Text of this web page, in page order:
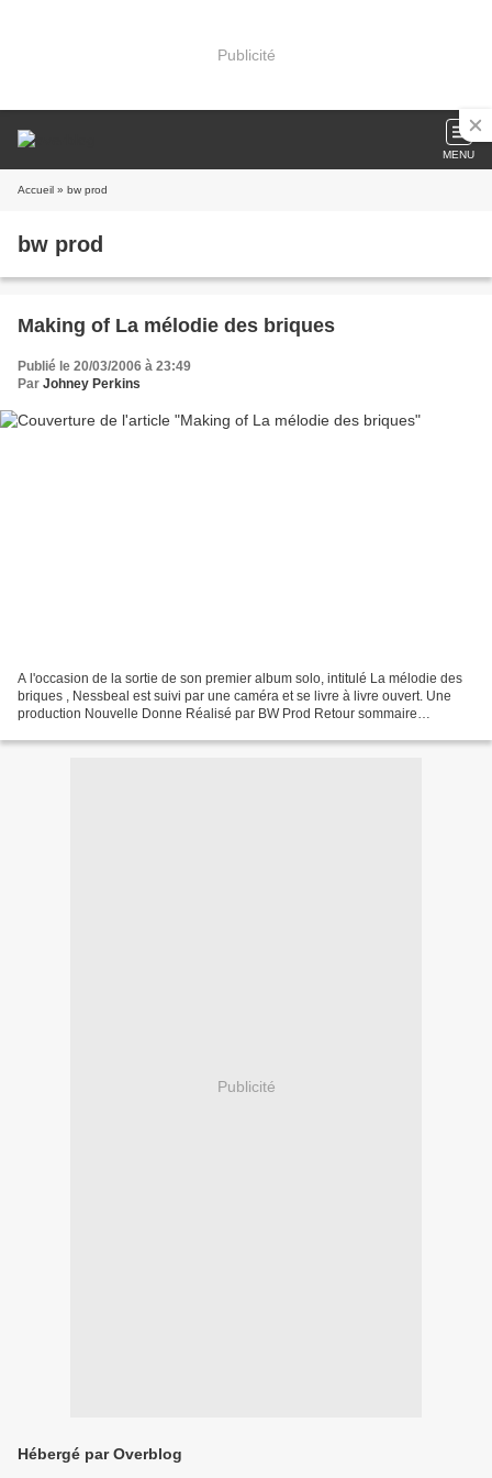
Publicité
MENU
Accueil » bw prod
bw prod
Making of La mélodie des briques
Publié le 20/03/2006 à 23:49
Par Johney Perkins
A l'occasion de la sortie de son premier album solo, intitulé La mélodie des
briques , Nessbeal est suivi par une caméra et se livre à livre ouvert. Une
production Nouvelle Donne Réalisé par BW Prod Retour sommaire
Publicité
Hébergé par Overblog